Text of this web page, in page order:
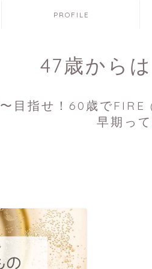
PROFILE
47歳から
〜目指せ！60歳でFIRE
早期って